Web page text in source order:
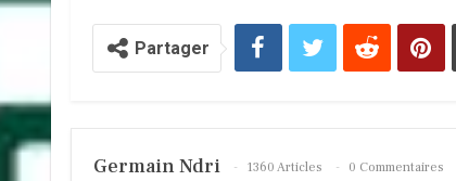
Partager
Germain Ndri 1360 Articles 0 Commentaires